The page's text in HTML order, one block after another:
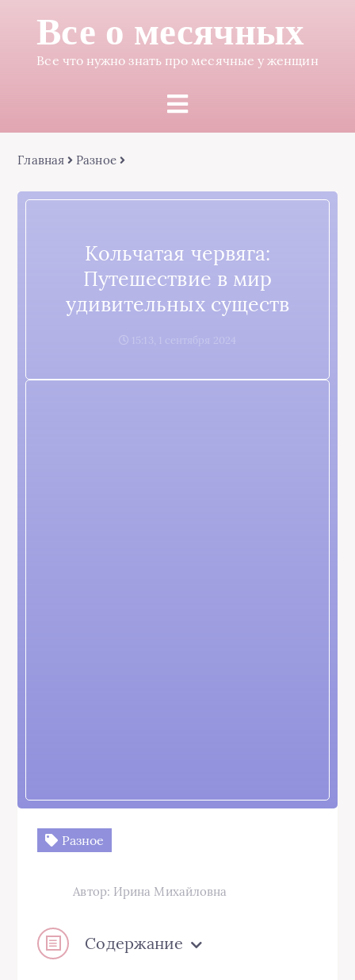
Все о месячных
Все что нужно знать про месячные у женщин
Главная Разное
Кольчатая червяга:
Путешествие в мир
удивительных существ
15:13, 1 сентября 2024
Разное
Автор: Ирина Михайловна
Содержание